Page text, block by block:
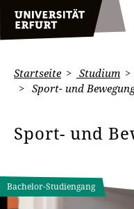
Startseite Studium
Sport- und
Sport- und
Bachelor-Studiengang